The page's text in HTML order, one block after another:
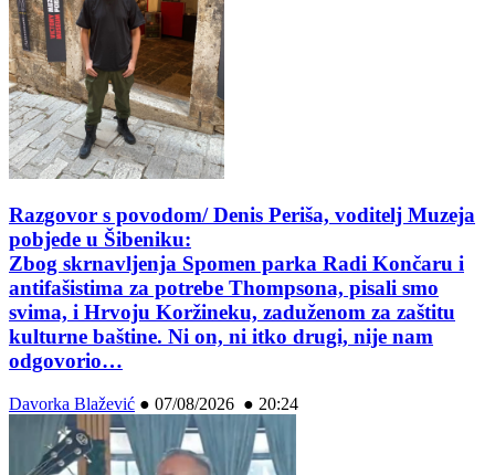
Razgovor s povodom/ Denis Periša, voditelj Muzeja
pobjede u Šibeniku:
Zbog skrnavljenja Spomen parka Radi Končaru i
antifašistima za potrebe Thompsona, pisali smo
svima, i Hrvoju Koržineku, zaduženom za zaštitu
kulturne baštine. Ni on, ni itko drugi, nije nam
odgovorio…
Davorka Blažević ● 07/08/2026 ● 20:24